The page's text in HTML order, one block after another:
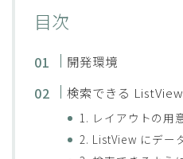
目次
開発環境
検索できる
1. レイアウトの用
2. ListView にデー